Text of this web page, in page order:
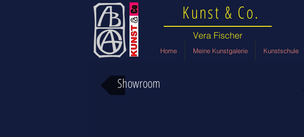
Kunst & Co.
Vera Fischer
Home Meine Kunstgalerie Kunstschule
Showroom